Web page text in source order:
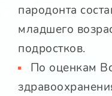
пародонта
младшего
подростков.
По оценкам